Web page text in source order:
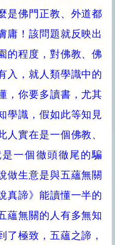
是佛門正教、外道都
庸！該問題就反映出
的程度，對佛教、佛
入，就人類學識中的
，你要多讀書，尤其
學識，假如此等知見
人實在是一個佛教、
一個徹頭徹尾的騙
做生意是與五蘊無關
真諦》能讀懂一半的
蘊無關的人有多無知
了極致，五蘊之諦，